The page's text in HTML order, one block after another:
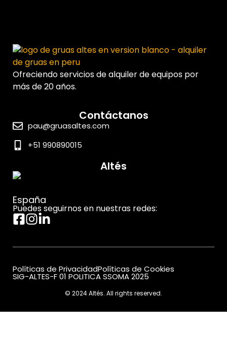
Ofreciendo servicios de alquiler de equipos por
más de 20 años.
Contáctanos
pau@gruasaltes.com
+51 990890015
Altés
España
Puedes seguirnos en nuestras redes:
Políticas de PrivacidadPolíticas de Cookies
SIG-ALTES-F 01 POLITICA SSOMA 2025
© 2024 Altés. All rights reserved.